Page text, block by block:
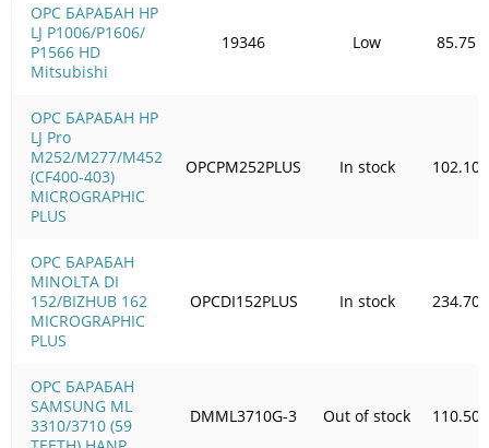
OPC БАРАБАН HP
LJ P1006/Р1606/
Р1566 HD
Mitsubishi
OPC БАРАБАН HP
LJ Pro
M252/M277/M452
(CF400-403)
MICROGRAPHIC
PLUS
OPC БАРАБАН
MINOLTA DI
152/BIZHUB 162
MICROGRAPHIC
PLUS
OPC БАРАБАН
SAMSUNG ML
3310/3710 (59
19346 Low 85.75
OPCPM252PLUS In stock 102.10
OPCDI152PLUS In stock 234.70
DMML3710G-3 Out of stock 110.50